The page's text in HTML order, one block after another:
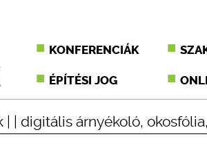
KONFERENCIÁK
ÉPÍTÉSI JOG
digitális árnyékoló, okosfólia,